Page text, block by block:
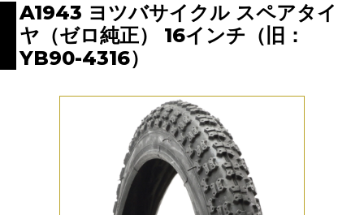
A1943 ヨツバサイクル スペアタイ
ヤ（ゼロ純正） 16インチ（旧：
YB90-4316）